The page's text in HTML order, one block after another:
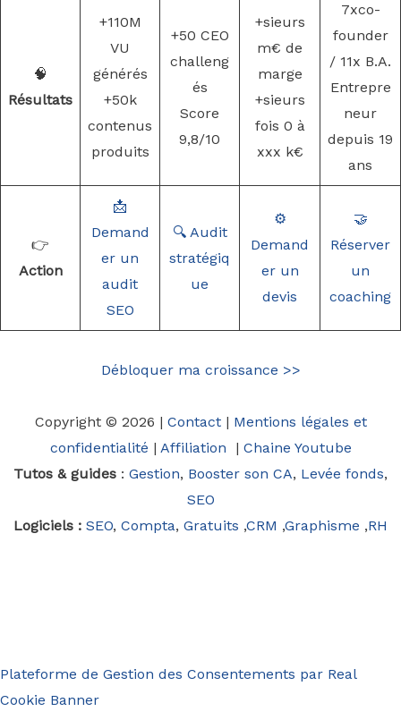
🧠
Résultats
+110M
VU
générés
+50k
contenus
produits
+50 CEO
challeng
és
Score
9,8/10
+sieurs
m€ de
marge
+sieurs
fois 0 à
xxx k€
7xco-
founder
/ 11x B.A.
Entrepre
neur
depuis 19
ans
👉
Action
📩
Demand
er un
audit
SEO
🔍 Audit
stratégiq
ue
⚙️
Demand
er un
devis
🤝
Réserver
un
coaching
Débloquer ma croissance >>
Copyright © 2026 | Contact| Mentions légales et
confidentialité | Affiliation | Chaine Youtube
Tutos & guides : Gestion, Booster son CA, Levée fonds,
SEO
Logiciels : SEO, Compta, Gratuits ,CRM ,Graphisme ,RH
Plateforme de Gestion des Consentements par Real
Cookie Banner